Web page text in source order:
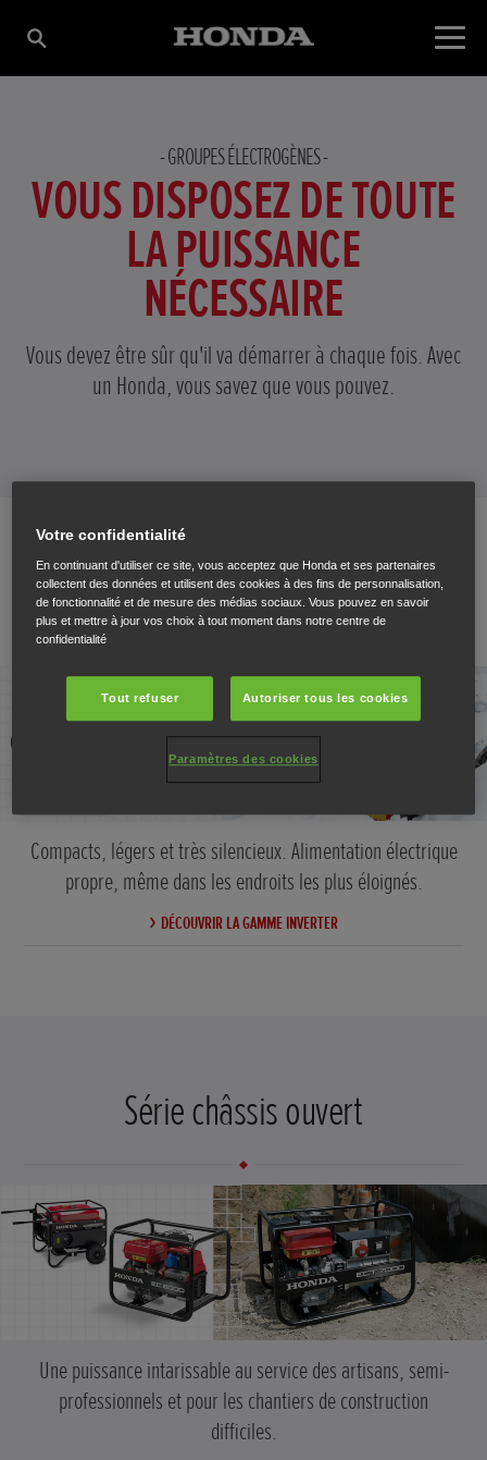
GROUPES ÉLECTROGÈNES
VOUS DISPOSEZ DE TOUTE
LA PUISSANCE
NÉCESSAIRE
Vous devez être sûr qu'il va démarrer à chaque fois. Avec
un Honda, vous savez que vous pouvez.
Série Inverter
Compacts, légers et très silencieux. Alimentation électrique
propre, même dans les endroits les plus éloignés.
DÉCOUVRIR LA GAMME INVERTER
Série châssis ouvert
Une puissance intarissable au service des artisans, semi-
professionnels et pour les chantiers de construction
difficiles.
Votre confidentialité
En continuant d'utiliser ce site, vous acceptez que Honda et ses partenaires
collectent des données et utilisent des cookies à des fins de personnalisation,
de fonctionnalité et de mesure des médias sociaux. Vous pouvez en savoir
plus et mettre à jour vos choix à tout moment dans notre centre de
confidentialité
Tout refuser Autoriser tous les cookies
Paramètres des cookies